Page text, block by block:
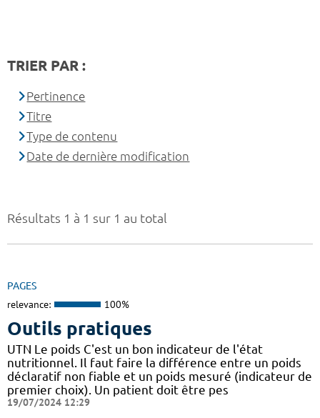
Résultats 1 à 1 sur 1 au total
PAGES
relevance: 100%
Outils pratiques
UTN Le poids C'est un bon indicateur de l'état
nutritionnel. Il faut faire la différence entre un poids
déclaratif non fiable et un poids mesuré (indicateur de
premier choix). Un patient doit être pes
19/07/2024 12:29
TRIER PAR :
Pertinence
Titre
Type de contenu
Date de dernière modification